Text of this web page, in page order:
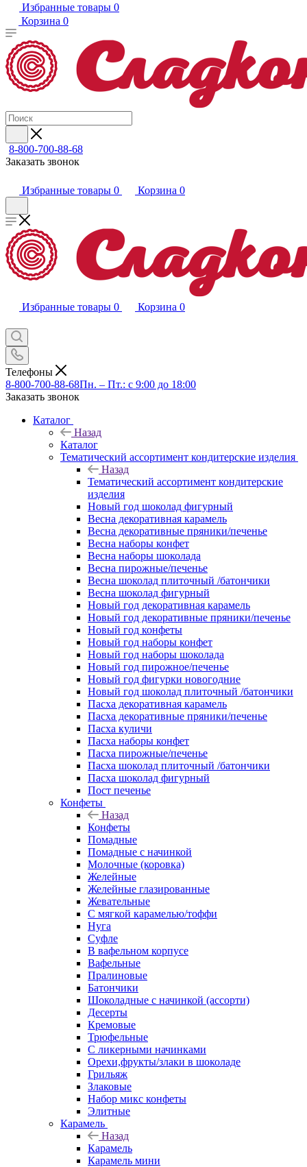
Избранные товары 0
Корзина 0
8-800-700-88-68
Заказать звонок
Избранные товары 0 Корзина 0
Избранные товары 0 Корзина 0
Телефоны
8-800-700-88-68Пн. – Пт.: с 9:00 до 18:00
Заказать звонок
Каталог
Назад
Каталог
Тематический ассортимент кондитерские изделия
Назад
Тематический ассортимент кондитерские
изделия
Новый год шоколад фигурный
Весна декоративная карамель
Весна декоративные пряники/печенье
Весна наборы конфет
Весна наборы шоколада
Весна пирожные/печенье
Весна шоколад плиточный /батончики
Весна шоколад фигурный
Новый год декоративная карамель
Новый год декоративные пряники/печенье
Новый год конфеты
Новый год наборы конфет
Новый год наборы шоколада
Новый год пирожное/печенье
Новый год фигурки новогодние
Новый год шоколад плиточный /батончики
Пасха декоративная карамель
Пасха декоративные пряники/печенье
Пасха куличи
Пасха наборы конфет
Пасха пирожные/печенье
Пасха шоколад плиточный /батончики
Пасха шоколад фигурный
Пост печенье
Конфеты
Назад
Конфеты
Помадные
Помадные с начинкой
Молочные (коровка)
Желейные
Желейные глазированные
Жевательные
С мягкой карамелью/тоффи
Нуга
Суфле
В вафельном корпусе
Вафельные
Пралиновые
Батончики
Шоколадные с начинкой (ассорти)
Десерты
Кремовые
Трюфельные
С ликерными начинками
Орехи,фрукты/злаки в шоколаде
Грильяж
Злаковые
Набор микс конфеты
Элитные
Карамель
Назад
Карамель
Карамель мини